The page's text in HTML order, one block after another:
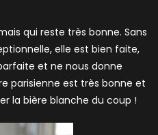
qui reste très bonne. Sans
elle est bien faite,
et ne nous donne
parisienne est très bonne et
la bière blanche du coup !